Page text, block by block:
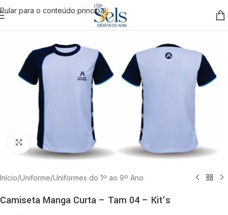
Pular para o conteúdo principal
Clique para ampliar
Início/Uniforme/Uniformes do 1º ao 9º Ano
Camiseta Manga Curta – Tam 04 – Kit’s